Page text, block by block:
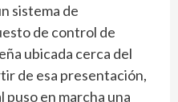
sistema de
de control de
ubicada cerca del
de esa presentación,
en marcha una